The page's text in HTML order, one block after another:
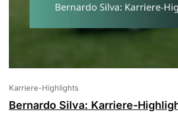
Karriere-Highlights
Bernardo Silva: Karriere-